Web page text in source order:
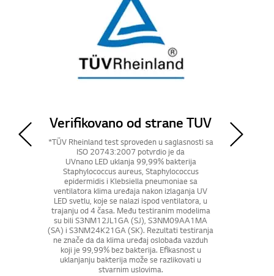
Verifikovano od strane KTR
*KTR test sproveden u saglasnosti sa ISO
20743:2007 potvrdio je da
UVnano LED uklanja 99,99% bakterija
Staphylococcus aureus, Staphylococcus
epidermidis i Klebsiella pneumoniae sa
ventilatora klima uređaja nakon izlaganja UV
LED svetlu, koje se nalazi ispod ventilatora, u
trajanju od 4 časa. Među testiranim modelima
su bili S3NM12JL1GA (SJ), S3NM09AA1MA
(SA) i S3NM24K21GA (SK). Rezultati testiranja
ne znače da da klima uređaj oslobađa vazduh
koji je 99,99% bez bakterija. Efikasnost u
uklanjanju bakterija može se razlikovati u
stvarnim uslovima.